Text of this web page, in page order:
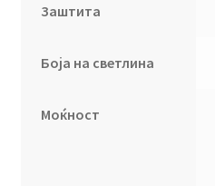
Заштита
Боја на светлина
Моќност